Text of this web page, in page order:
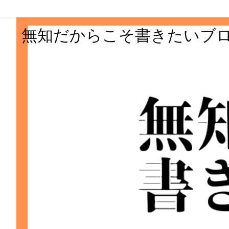
無知だからこそ書きたいブ